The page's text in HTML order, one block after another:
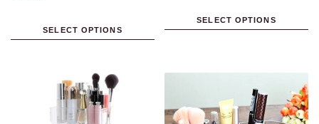
SELECT OPTIONS
SELECT OPTIONS